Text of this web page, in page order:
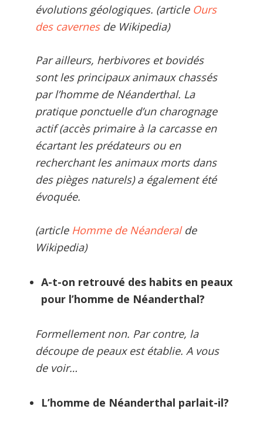
évolutions géologiques. (article Ours
des cavernesde Wikipedia)
Par ailleurs, herbivores et bovidés
sont les principaux animaux chassés
par l’homme de Néanderthal. La
pratique ponctuelle d’un charognage
actif (accès primaire à la carcasse en
écartant les prédateurs ou en
recherchant les animaux morts dans
des pièges naturels) a également été
évoquée.
(article Homme de Néanderal de
Wikipedia)
A-t-on retrouvé des habits en peaux
pour l’homme de Néanderthal?
Formellement non. Par contre, la
découpe de peaux est établie. A vous
de voir…
L’homme de Néanderthal parlait-il?